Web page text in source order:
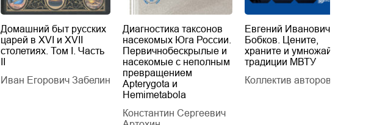
Домашний быт русских
царей в XVI и XVII
столетиях. Том I. Часть
Иван Егорович Забелин
Диагностика таксонов
насекомых Юга России.
Первичнобескрылые и
насекомые с неполным
превращением
Apterygota и
Hemimetabola
Константин Сергеевич
Евгений Иванович
Бобков. Цените,
храните и умножайте
традиции МВТУ
Коллектив авторов